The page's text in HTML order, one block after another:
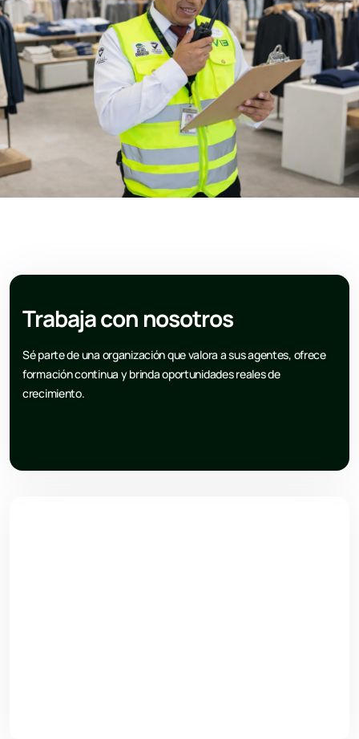
Trabaja con nosotros
Sé parte de una organización que valora a sus agentes, ofrece
formación continua y brinda oportunidades reales de
crecimiento.